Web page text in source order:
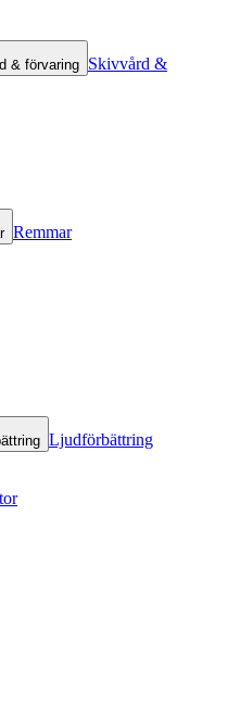
& förvaring Skivvård &
Remmar
Ljudförbättring